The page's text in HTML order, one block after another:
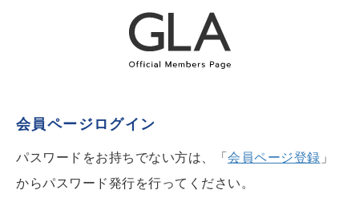
会員ページログイン
パスワードをお持ちでない方は、「 会員ページ登録 」
からパスワード発行を行ってください。